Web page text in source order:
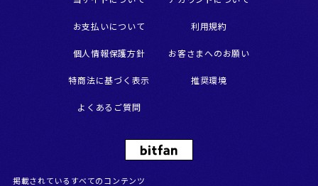
お支払いについて 利用規約
個人情報保護方針 お客さまへのお願い
特商法に基づく表示 推奨環境
よくあるご質問
掲載されているすべてのコンテンツ